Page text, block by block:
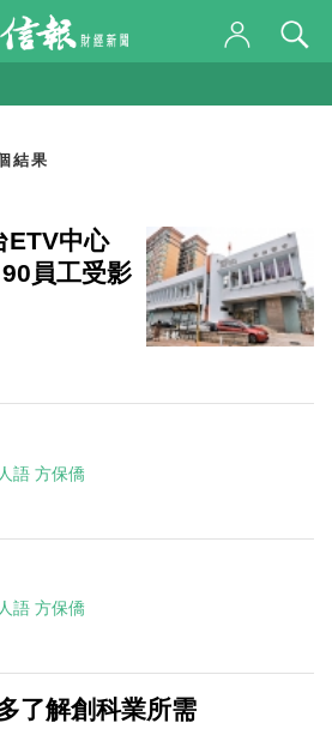
結果
ETV中心
員工受影
語 方保僑
語 方保僑
了解創科業所需